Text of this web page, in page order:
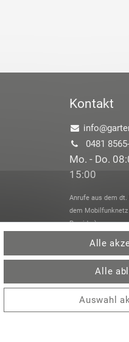
Kontakt
0481
Mo. - Do.
15:00
Anrufe aus dem
dem Mobilfunknetz
Provider).
Alle
Alle
Auswahl